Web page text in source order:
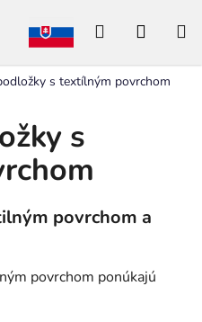
Hľadať
s textílným povrchom
s
povrchom a
povrchom ponúkajú